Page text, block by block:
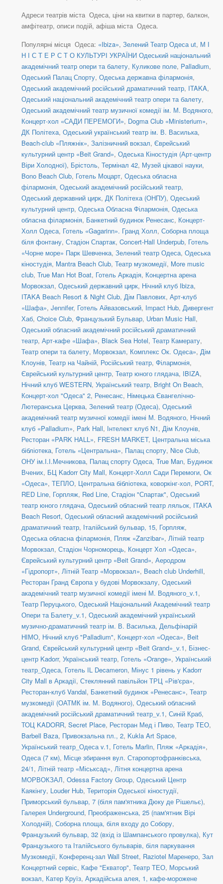
Адреси театрів міста Одеса, ціни на квитки в партер, балкон,
амфітеатр, описи подій, афіша міста Одеса.
Популярні місця Одеса: «Ibiza», Зелений Театр Одеса ut, М І
Н І С Т Е Р С Т О КУЛЬТУРІ УКРАЇНИ Одеський національний
академічний театр опери та балету, Куликове поле, Palladium,
Одеський Палац Спорту, Одеська державна філармонія,
Одеський академічний російський драматичний театр, ITAKA,
Одеський національний академічний театр опери та балету,
Одеський академічний театр музичної комедії ім. М. Водяного,
Концерт-хол «САДИ ПЕРЕМОГИ», Dogma Club «Ministerium»,
ДК Політеха, Одеський український театр ім. В. Василька,
Beach-club «Пляжнік», Залізничний вокзал, Єврейський
культурний центр «Beit Grand», Одеська Кіностудія (Арт-центр
Віри Холодної), Брістоль, Термінал 42, Музей цікавої науки,
Bono Beach Club, Готель Моцарт, Одеська обласна
філармонія, Одеський академічний російський театр,
Одеський державний цирк, ДК Політеха (ОНПУ), Одеський
культурний центр, Одеська Обласна Філармонія, Одеська
обласна філармонія, Банкетний будинок Ренесанс, Концерт-
Холл Одеса, Готель «Gagarinn». Гранд Холл, Соборна площа
біля фонтану, Стадіон Спартак, Concert-Hall Underpub, Готель
«Чорне море» Парк Шевченка, Зелений театр Одеса, Одеська
кіностудія, Mantra Beach Club, Театр музкомедії, More music
club, True Man Hot Boat, Готель Аркадія, Концертна арена
Морвокзал, Одеський державний цирк, Нічний клуб Ibiza,
ITAKA Beach Resort & Night Club, Дім Павлових, Арт-клуб
«Шафа», Jennifer, Готель Айвазовський, Impact Hub, Дивергент
Хаб, Choice Club, Французький Бульвар, Urban Music Hall,
Одеський обласний академічний російський драматичний
театр, Арт-кафе «Шафа», Black Sea Hotel, Театр Камерату,
Театр опери та балету, Морвокзал, Комплекс Ок. Одеса», Дім
Клоунів, Театр на Чайній, Російський театр, Філармонія,
Єврейський культурний центр, Театр юного глядача, IBIZA,
Нічний клуб WESTERN, Український театр, Bright On Beach,
Концерт-хол "Одеса" 2, Ренесанс, Німецька Євангелічно-
Лютеранська Церква, Зелений театр (Одеса), Одеський
академічний театр музичної комедії імені М. Водяного, Нічний
клуб «Palladium», Park Hall, Інтелект клуб N1, Дім Клоунів,
Ресторан «PARK HALL», FRESH MARKET, Центральна міська
бібліотека, Готель «Центральна», Палац спорту, Nice Club,
ОНУ ім.І.І.Мечникова, Палац спорту Одеса, True Man, Будинок
Вчених, БЦ Kadorr City Mall, Концерт-Холл Сади Перемоги, Ок
«Одеса», ТЕПЛО, Центральна бібліотека, коворкінг-хол, PORT,
RED Line, Горпляж, Red Line, Стадіон "Спартак", Одеський
театр юного глядача, Одеський обласний театр ляльок, ITAKA
Beach Resort, Одеський обласний академічний російський
драматичний театр, Італійський бульвар, 15, Горпляж,
Одеська обласна філармонія, Пляж «Zanzibar», Літній театр
Морвокзал, Стадіон Чорноморець, Концерт Хол «Одеса»,
Єврейський культурний центр «Beit Grand», Аеродром
«Гідропорт», Літній Театр «Морвокзал», Beach club Underhill,
Ресторан Гранд Європа у будові Морвокзалу, Одеський
академічний театр музичної комедії імені М. Водяного_v.1,
Театр Перуцького, Одеський Національний Академічний театр
Опери та Балету_v.1, Одеський академічний український
музично-драматичний театр ім. В. Василька, Дельфінарій
НІМО, Нічний клуб "Palladium", Концерт-хол «Одеса», Beit
Grand, Єврейський культурний центр «Beit Grand»_v.1, Бізнес-
центр Kadorr, Український театр, Готель «Orange», Український
театр_Одеса, Готель IL Decameron, Мінус 1 рівень у Kadorr
City Mall в Аркадії, Стеклянний павільйон ТРЦ «Рів'єра»,
Ресторан-клуб Vandal, Банкетний будинок «Ренесанс», Театр
музкомедії (ОАТМК ім. М. Водяного), Одеський обласний
академічний російський драматичний театр_v.1, Синій Краб,
ТОЦ KADORR, Secret Place, Ресторан Мед і Пиво, Театр ТЕО,
Barbell Baza, Привокзальна пл., 2, Kukla Art Space,
Український театр_Одеса v.1, Готель Marlin, Пляж «Аркадія»,
Одеса (7 км), Місце збирання вул. Старопортофранківська,
24/1, Літній театр «Міськсад», Літня концертна арена
МОРВОКЗАЛ, Odessa Factory Group, Одеський Центр
Каякінгу, Louder Hub, Територія Одеської кіностудії,
Приморський бульвар, 7 (біля пам'ятника Дюку де Рішельє),
Галерея Underground, Преображенська, 25 (пам'ятник Вірі
Холодній), Соборна площа, біля входу до Собору,
Французький бульвар, 32 (вхід із Шампанського провулка), Кут
Французького та Італійського бульварів, біля паркування
Музкомедії, Конференц-зал Wall Street, Raziotel Маренеро, Зал
Концертний сервіс, Кафе "Екватор", Театр ТЕО, Морський
вокзал, Катер Круїз, Аркадійська алея, 1, кафе-морожене